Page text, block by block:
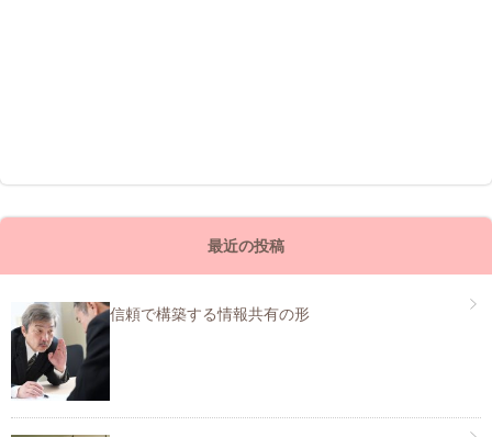
最近の投稿
信頼で構築する情報共有の形